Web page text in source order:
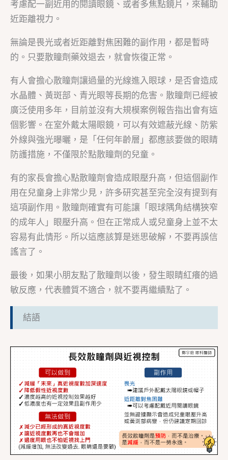
考慮配一副近用的閱讀眼鏡、或者多焦點鏡片，來輔助
近距離視力。
無論是畏光或者近距離對焦困難的副作用，都是暫時
的。只要散瞳劑藥效退去，就會恢復正常。
有人會擔心散瞳劑讓過量的光線進入眼球，是否會造成
水晶體、黃斑部、青光眼等長期的危害。散瞳劑已經被
廣泛使用多年，目前並沒有大規模案例報告指出會有這
個影響。在室外戴太陽眼鏡，可以有效遮蔽光線、防紫
外線與強光曝曬，是「任何年齡層」都應該要做的眼睛
防護措施，不僅限於點散瞳劑的兒童。
有的家長會擔心點散瞳劑會造成眼壓升高，但這個副作
用在兒童身上非常少見，許多研究甚至完全沒有提到有
這項副作用。散瞳劑確實有可能讓「眼球隅角結構狹窄
的成年人」眼壓升高。但在正常成人或兒童身上並不太
容易有此情形。所以這應該算是迷思破解，不要再誤信
謠言了。
最後，如果小朋友點了散瞳劑以後，發生眼睛紅癢的過
敏反應，代表體質不適合，就不要再繼續點了。
結語